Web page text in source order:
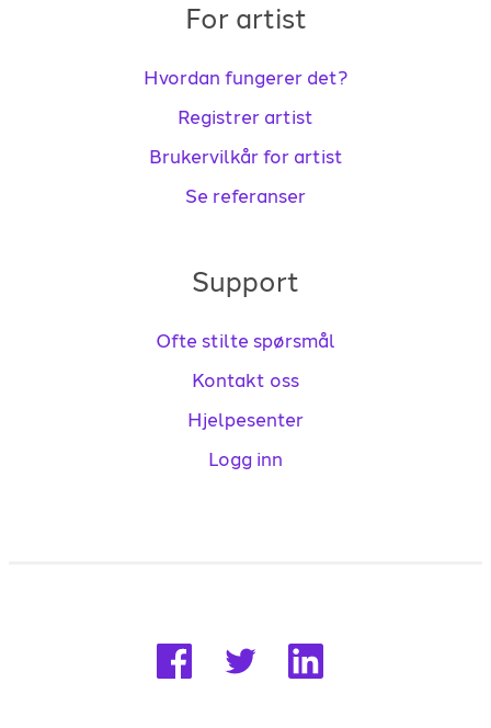
For artist
Hvordan fungerer det?
Registrer artist
Brukervilkår for artist
Se referanser
Support
Ofte stilte spørsmål
Kontakt oss
Hjelpesenter
Logg inn